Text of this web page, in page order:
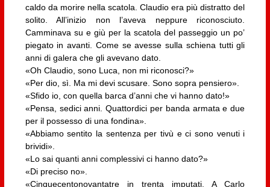
caldo da morire nella scatola. Claudio era più distratto del
solito. All’inizio non l’aveva neppure riconosciuto.
Camminava su e giù per la scatola del passeggio un po’
piegato in avanti. Come se avesse sulla schiena tutti gli
anni di galera che gli avevano dato.
«Oh Claudio, sono Luca, non mi riconosci?»
«Per dio, sì. Ma mi devi scusare. Sono sopra pensiero».
«Sfido io, con quella barca d’anni che vi hanno dato!»
«Pensa, sedici anni. Quattordici per banda armata e due
per il possesso di una fondina».
«Abbiamo sentito la sentenza per tivù e ci sono venuti i
brividi».
«Lo sai quanti anni complessivi ci hanno dato?»
«Di preciso no».
«Cinquecentonovantatre in trenta imputati. A Carlo